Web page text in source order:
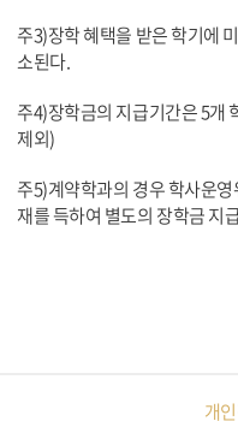
주3)장학 혜택을 받은 학기에
소된다.
주4)장학금의 지급기간은 5개
제외)
주5)계약학과의 경우 학사운
재를 득하여 별도의 장학금 지
개